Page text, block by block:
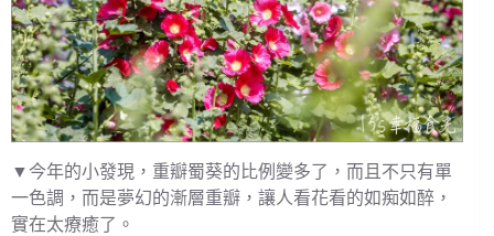
▼今年的小發現，重瓣蜀葵的比例變多了，而且不只有單
一色調，而是夢幻的漸層重瓣，讓人看花看的如痴如醉，
實在太療癒了。